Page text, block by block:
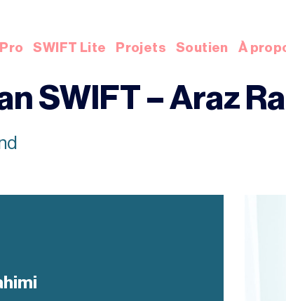
SWIFT Lite Projets Soutien À
SWIFT – Araz